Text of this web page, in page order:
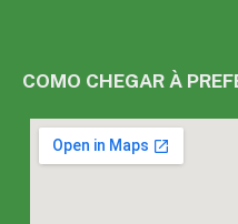
COMO CHEGAR À